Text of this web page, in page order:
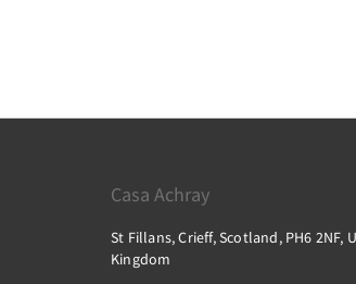
Casa Achray
St Fillans, Crieff, Scotland, PH6 2NF,
Kingdom